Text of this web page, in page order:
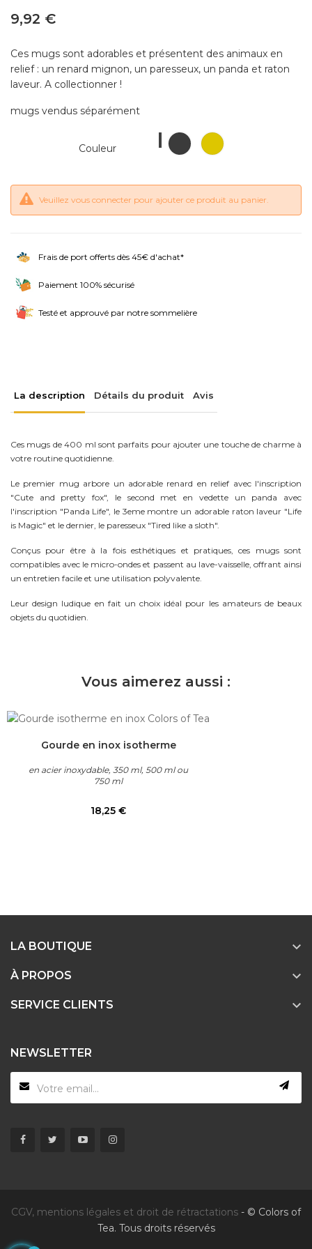
9,92 €
Ces mugs sont adorables et présentent des animaux en
relief : un renard mignon, un paresseux, un panda et raton
laveur. A collectionner !
mugs vendus séparément
Couleur
Panda
Life
Raton Paresseux
Veuillez vous connecter pour ajouter ce produit au panier.
Frais de port offerts dès 45€ d'achat*
Paiement 100% sécurisé
Testé et approuvé par notre sommelière
La description Détails du produit Avis
Ces mugs de 400 ml sont parfaits pour ajouter une touche de charme à
votre routine quotidienne.
Le premier mug arbore un adorable renard en relief avec l'inscription
"Cute and pretty fox", le second met en vedette un panda avec
l'inscription "Panda Life", le 3eme montre un adorable raton laveur "Life
is Magic" et le dernier, le paresseux "Tired like a sloth".
Conçus pour être à la fois esthétiques et pratiques, ces mugs sont
compatibles avec le micro-ondes et passent au lave-vaisselle, offrant ainsi
un entretien facile et une utilisation polyvalente.
Leur design ludique en fait un choix idéal pour les amateurs de beaux
objets du quotidien.
Vous aimerez aussi :
Gourde en inox isotherme
en acier inoxydable, 350 ml, 500 ml ou
750 ml
Prix
18,25 €
LA BOUTIQUE 
À PROPOS 
SERVICE CLIENTS 
NEWSLETTER
CGV, mentions légales et droit de rétractations - © Colors of
Tea. Tous droits réservés